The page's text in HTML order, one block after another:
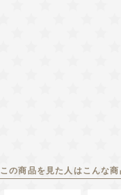
この商品を見た人はこんな